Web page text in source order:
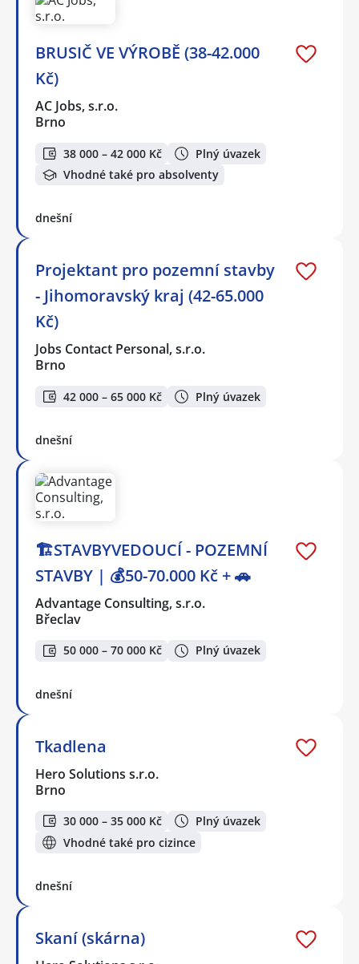
BRUSIČ VE VÝROBĚ (38-42.000
Kč)
AC Jobs, s.r.o.
Brno
38 000 – 42 000 Kč
Plný úvazek
Vhodné také pro absolventy
dnešní
Projektant pro pozemní stavby
- Jihomoravský kraj (42-65.000
Kč)
Jobs Contact Personal, s.r.o.
Brno
42 000 – 65 000 Kč Plný úvazek
dnešní
🏗️STAVBYVEDOUCÍ - POZEMNÍ
STAVBY | 💰50-70.000 Kč + 🚗
Advantage Consulting, s.r.o.
Břeclav
50 000 – 70 000 Kč Plný úvazek
dnešní
Tkadlena
Hero Solutions s.r.o.
Brno
30 000 – 35 000 Kč
Plný úvazek
Vhodné také pro cizince
dnešní
Skaní (skárna)